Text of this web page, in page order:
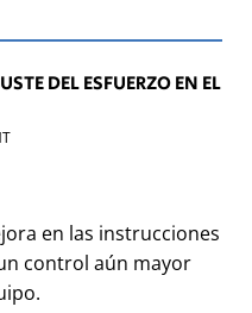
DEL ESFUERZO EN EL
en las instrucciones
control aún mayor